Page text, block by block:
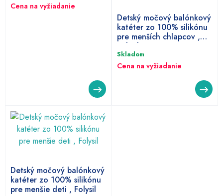
Cena na vyžiadanie
Detský močový balónkový
katéter zo 100% silikónu
pre menších chlapcov ,
Folysil
Skladom
Cena na vyžiadanie
Detský močový balónkový
katéter zo 100% silikónu
pre menšie deti , Folysil